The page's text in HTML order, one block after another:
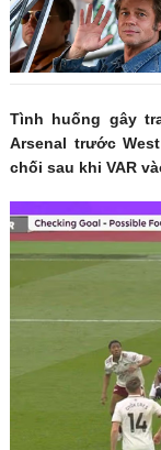
Tình huống gây
Arsenal trước
chối sau khi VAR